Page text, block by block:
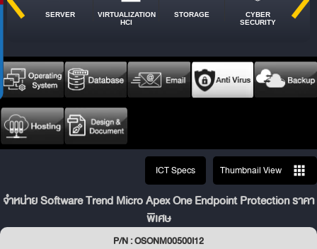
SERVER
VIRTUALIZATION
HCI
STORAGE
CYBER
SECURITY
ICT Specs Thumbnail View
จำหน่าย Software Trend Micro Apex One Endpoint Protection ราคา
พิเศษ
P/N : OSONM00500I12